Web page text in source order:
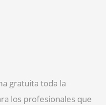
gratuita toda la
los profesionales que